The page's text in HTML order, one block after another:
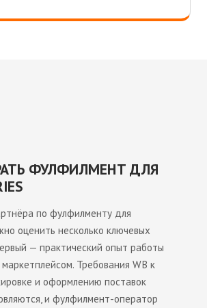
ФУЛФИЛМЕНТ ДЛЯ
по фулфилменту для
оценить несколько ключевых
— практический опыт работы
Требования WB к
и оформлению поставок
и фулфилмент-оператор